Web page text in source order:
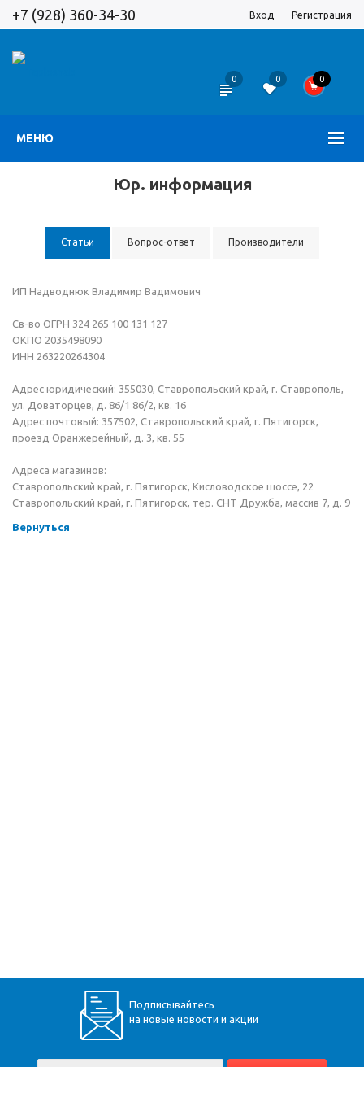
+7 (928) 360-34-30 Вход Регистрация
МЕНЮ
0 0 0
Юр. информация
Статьи Вопрос-ответ Производители
ИП Надводнюк Владимир Вадимович
Св-во ОГРН 324 265 100 131 127
ОКПО 2035498090
ИНН 263220264304
Адрес юридический: 355030, Ставропольский край, г. Ставрополь,
ул. Доваторцев, д. 86/1 86/2, кв. 16
Адрес почтовый: 357502, Ставропольский край, г. Пятигорск,
проезд Оранжерейный, д. 3, кв. 55
Адреса магазинов:
Ставропольский край, г. Пятигорск, Кисловодское шоссе, 22
Ставропольский край, г. Пятигорск, тер. СНТ Дружба, массив 7, д. 9
Вернуться
Подписывайтесь
на новые новости и акции